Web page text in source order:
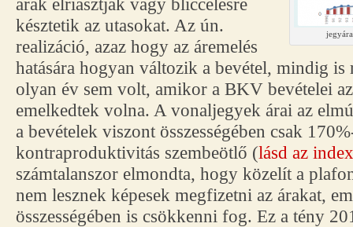
árak elriasztják vagy bliccelésre
késztetik az utasokat. Az ún.
realizáció, azaz hogy az áremelés
hatására hogyan változik a bevétel, mindig is
olyan év sem volt, amikor a BKV bevételei
emelkedtek volna. A vonaljegyek árai az
a bevételek viszont összességében csak
kontraproduktivitás szembeötlő (lásd az
számtalanszor elmondta, hogy közelít a
nem lesznek képesek megfizetni az árakat,
összességében is csökkenni fog. Ez a tény